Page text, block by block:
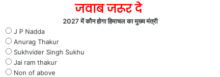
जवाब जरूर दे
2027 में कौन होगा हिमाचल का मुख्य मंत्री
J P Nadda
Anurag Thakur
Sukhvider Singh Sukhu
Jai ram thakur
Non of above